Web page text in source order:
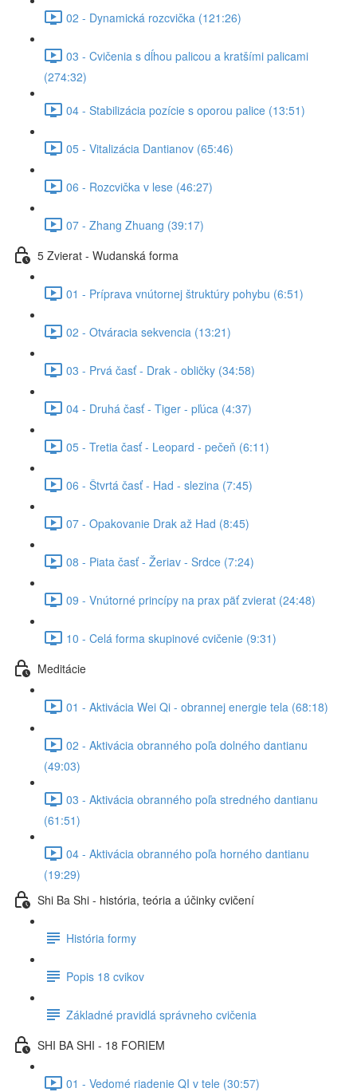
02 - Dynamická rozcvička (121:26)
03 - Cvičenia s dĺhou palicou a kratšími palicami
(274:32)
04 - Stabilizácia pozície s oporou palice (13:51)
05 - Vitalizácia Dantianov (65:46)
06 - Rozcvička v lese (46:27)
07 - Zhang Zhuang (39:17)
5 Zvierat - Wudanská forma
01 - Príprava vnútornej štruktúry pohybu (6:51)
02 - Otváracia sekvencia (13:21)
03 - Prvá časť - Drak - obličky (34:58)
04 - Druhá časť - Tiger - pľúca (4:37)
05 - Tretia časť - Leopard - pečeň (6:11)
06 - Štvrtá časť - Had - slezina (7:45)
07 - Opakovanie Drak až Had (8:45)
08 - Piata časť - Žeriav - Srdce (7:24)
09 - Vnútorné princípy na prax päť zvierat (24:48)
10 - Celá forma skupinové cvičenie (9:31)
Meditácie
01 - Aktivácia Wei Qi - obrannej energie tela (68:18)
02 - Aktivácia obranného poľa dolného dantianu
(49:03)
03 - Aktivácia obranného poľa stredného dantianu
(61:51)
04 - Aktivácia obranného poľa horného dantianu
(19:29)
Shi Ba Shi - história, teória a účinky cvičení
História formy
Popis 18 cvikov
Základné pravidlá správneho cvičenia
SHI BA SHI - 18 FORIEM
01 - Vedomé riadenie QI v tele (30:57)